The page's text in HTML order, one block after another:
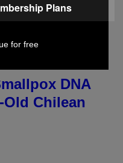
THAN THOSE IN QUESTION.
IMAGES
DNA
Old Chilean
Plans
for free